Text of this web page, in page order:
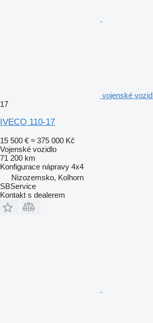
vojenské
17
IVECO 110-17
15 500 € ≈ 375 000 Kč
Vojenské vozidlo
71 200 km
Konfigurace nápravy 4x4
Nizozemsko, Kolhorn
SBService
Kontakt s dealerem